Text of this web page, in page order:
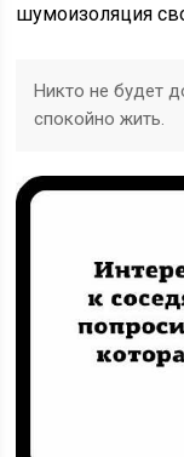
шумоизоляция
Никто не будет
спокойно жить.